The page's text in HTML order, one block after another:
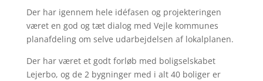
Der har igennem hele idéfasen og projekteringen
været en god og tæt dialog med Vejle kommunes
planafdeling om selve udarbejdelsen af lokalplanen.
Der har været et godt forløb med boligselskabet
Lejerbo, og de 2 bygninger med i alt 40 boliger er